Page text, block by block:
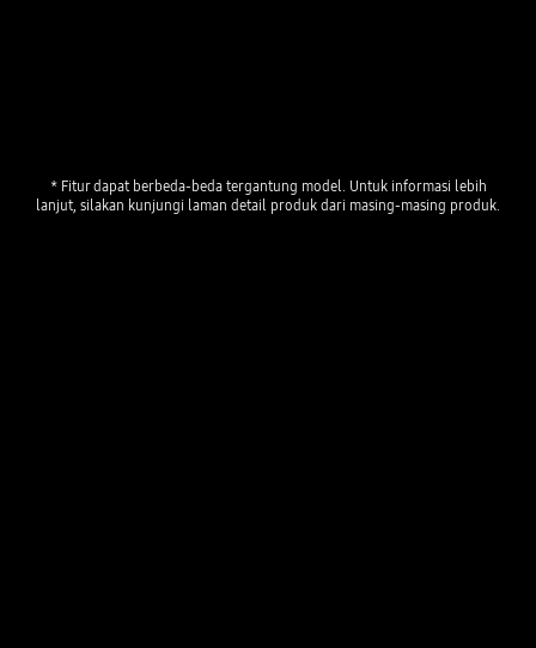
* Fitur dapat berbeda-beda tergantung model. Untuk informasi lebih
lanjut, silakan kunjungi laman detail produk dari masing-masing produk.